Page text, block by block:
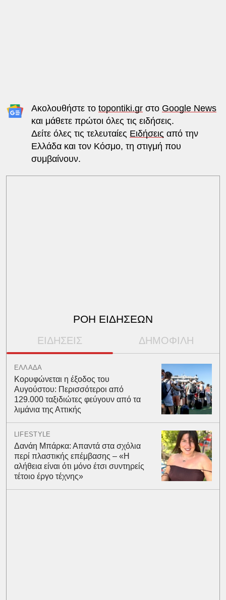
Ακολουθήστε το topontiki.grστο Google News
και μάθετε πρώτοι όλες τις ειδήσεις.
Δείτε όλες τις τελευταίες Ειδήσεις από την
Ελλάδα και τον Κόσμο, τη στιγμή που
συμβαίνουν.
ΡΟΗ ΕΙΔΗΣΕΩΝ
ΕΙΔΗΣΕΙΣ ΔΗΜΟΦΙΛΗ
ΕΛΛΑΔΑ
Κορυφώνεται η έξοδος του
Αυγούστου: Περισσότεροι από
129.000 ταξιδιώτες φεύγουν από τα
λιμάνια της Αττικής
LIFESTYLE
Δανάη Μπάρκα: Απαντά στα σχόλια
περί πλαστικής επέμβασης – «Η
αλήθεια είναι ότι μόνο έτσι συντηρείς
τέτοιο έργο τέχνης»